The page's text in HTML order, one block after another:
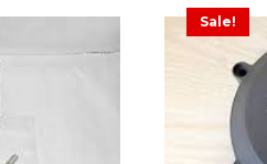
Sale!